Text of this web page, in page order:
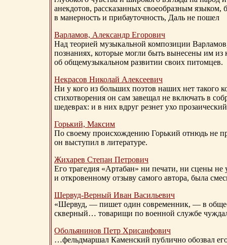
анекдотов, рассказанных своеобразным
в манерность и прибауточность, Даль не пошел
Варламов, Александр Егорович
Над теорией музыкальной композиции
познаниях, которые могли быть вынесены им из
об общемузыкальном развитии своих питомцев.
Некрасов Николай Алексеевич
Ни у кого из больших поэтов наших нет такого
стихотворения он сам завещал не включать в
шедеврах: и в них вдруг резнет ухо
Горький, Максим
По своему происхождению Горький отнюдь не
он выступил в литературе.
Жихарев Степан Петрович
Его трагедия «Артабан» ни печати, ни сцены
и откровенному отзыву самого автора, была
Шервуд-Верный Иван Васильевич
«Шервуд, — пишет один современник, — в
скверный… товарищи по военной службе
Обольянинов Петр Хрисанфович
…фельдмаршал Каменский публично обозвал